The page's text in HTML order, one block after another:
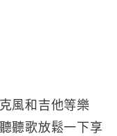
風和吉他等樂
聽歌放鬆一下享